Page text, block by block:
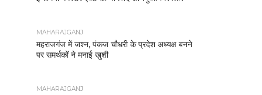
MAHARAJGANJ
महराजगंज में जश्न, पंकज चौधरी के प्रदेश अध्यक्ष बनने
पर समर्थकों ने मनाई खुशी
MAHARAJGANJ